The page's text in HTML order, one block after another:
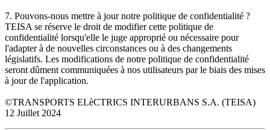
7. Pouvons-nous mettre à jour notre politique de confidentialité ?
TEISA se réserve le droit de modifier cette politique de
confidentialité lorsqu'elle le juge approprié ou nécessaire pour
l'adapter à de nouvelles circonstances ou à des changements
législatifs. Les modifications de notre politique de confidentialité
seront dûment communiquées à nos utilisateurs par le biais des mises
à jour de l'application.
©TRANSPORTS ELèCTRICS INTERURBANS S.A. (TEISA)
12 Juillet 2024